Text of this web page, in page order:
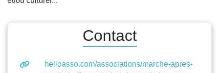
Contact
helloasso.com/associations/marche-apres-